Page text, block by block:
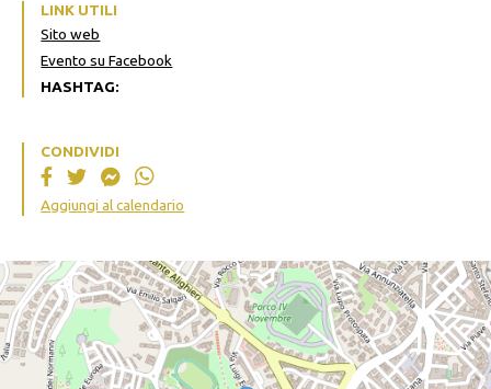
LINK UTILI
Sito web
Evento su Facebook
HASHTAG:
CONDIVIDI
Aggiungi al calendario